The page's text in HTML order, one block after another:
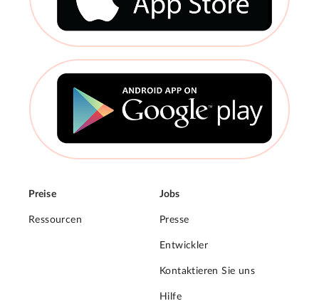
Preise
Ressourcen
Jobs
Presse
Entwickler
Kontaktieren Sie uns
Hilfe